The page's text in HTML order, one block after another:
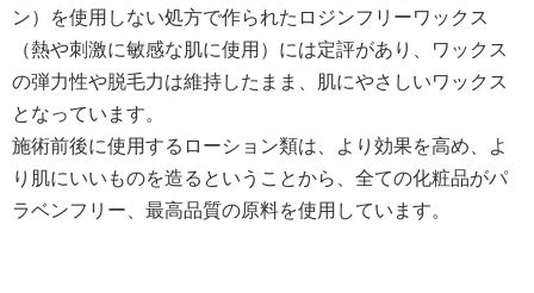
ン）を使用しない処方で作られたロジンフリーワックス
（熱や刺激に敏感な肌に使用）には定評があり、ワックス
の弾力性や脱毛力は維持したまま、肌にやさしいワックス
となっています。
施術前後に使用するローション類は、より効果を高め、よ
り肌にいいものを造るということから、全ての化粧品がパ
ラベンフリー、最高品質の原料を使用しています。